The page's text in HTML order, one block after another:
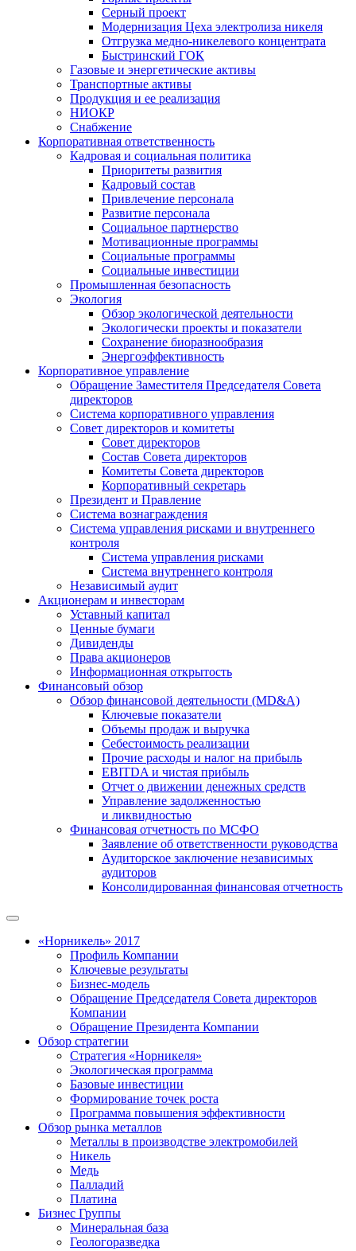
Серный проект
Модернизация Цеха электролиза никеля
Отгрузка медно-никелевого концентрата
Быстринский ГОК
Газовые и энергетические активы
Транспортные активы
Продукция и ее реализация
НИОКР
Снабжение
Корпоративная ответственность
Кадровая и социальная политика
Приоритеты развития
Кадровый состав
Привлечение персонала
Развитие персонала
Социальное партнерство
Мотивационные программы
Социальные программы
Социальные инвестиции
Промышленная безопасность
Экология
Обзор экологической деятельности
Экологически проекты и показатели
Сохранение биоразнообразия
Энергоэффективность
Корпоративное управление
Обращение Заместителя Председателя Совета
директоров
Система корпоративного управления
Совет директоров и комитеты
Совет директоров
Состав Совета директоров
Комитеты Совета директоров
Корпоративный секретарь
Президент и Правление
Система вознаграждения
Система управления рисками и внутреннего
контроля
Система управления рисками
Система внутреннего контроля
Независимый аудит
Акционерам и инвесторам
Уставный капитал
Ценные бумаги
Дивиденды
Права акционеров
Информационная открытость
Финансовый обзор
Обзор финансовой деятельности (MD&A)
Ключевые показатели
Объемы продаж и выручка
Себестоимость реализации
Прочие расходы и налог на прибыль
EBITDA и чистая прибыль
Отчет о движении денежных средств
Управление задолженностью
и ликвидностью
Финансовая отчетность по МСФО
Заявление об ответственности руководства
Аудиторское заключение независимых
аудиторов
Консолидированная финансовая отчетность
«Норникель» 2017
Профиль Компании
Ключевые результаты
Бизнес-модель
Обращение Председателя Совета директоров
Компании
Обращение Президента Компании
Обзор стратегии
Стратегия «Норникеля»
Экологическая программа
Базовые инвестиции
Формирование точек роста
Программа повышения эффективности
Обзор рынка металлов
Металлы в производстве электромобилей
Никель
Медь
Палладий
Платина
Бизнес Группы
Минеральная база
Геологоразведка